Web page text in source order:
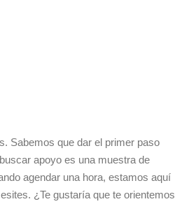
Sabemos que dar el primer paso
apoyo es una muestra de
agendar una hora, estamos aquí
¿Te gustaría que te orientemos